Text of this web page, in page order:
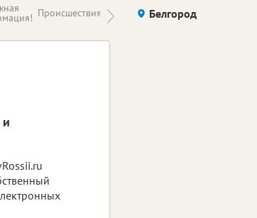
Происшествия Здоровье компаний (на
правах
Белгород